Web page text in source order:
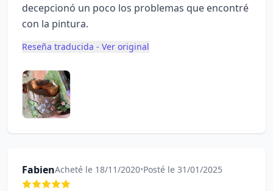
decepcionó un poco los problemas que encontré
con la pintura.
Reseña traducida - Ver original
FabienAcheté le 18/11/2020•Posté le 31/01/2025